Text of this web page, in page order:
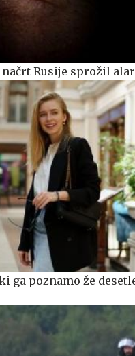
Rusije sprožil
ga poznamo že